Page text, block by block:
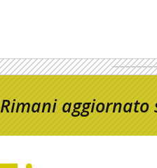
Rimani aggiornato